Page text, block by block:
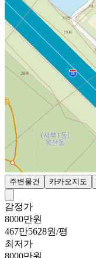
주변물건 카카오지도
감정가
8000만원
467만5628원/평
최저가
8000만원